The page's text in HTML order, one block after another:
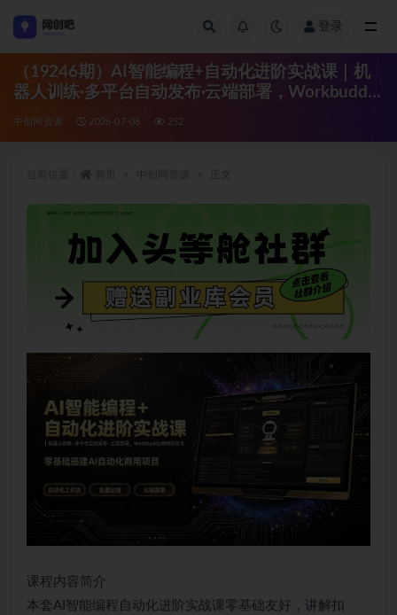
登录
（19246期）AI智能编程+自动化进阶实战课｜机
器人训练·多平台自动发布·云端部署，Workbuddy
商用项目全流程教学
中创网资源 2026-07-08 252
课程内容简介
本套AI智能编程自动化进阶实战课零基础友好，讲解扣